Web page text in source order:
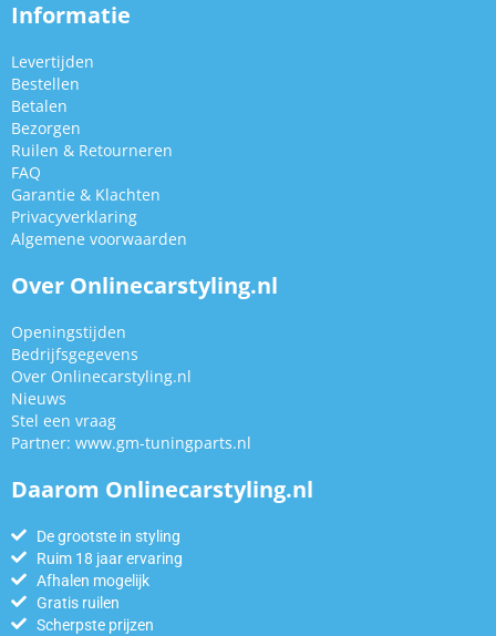
Informatie
Levertijden
Bestellen
Betalen
Bezorgen
Ruilen & Retourneren
FAQ
Garantie & Klachten
Privacyverklaring
Algemene voorwaarden
Over Onlinecarstyling.nl
Openingstijden
Bedrijfsgegevens
Over Onlinecarstyling.nl
Nieuws
Stel een vraag
Partner: www.gm-tuningparts.nl
Daarom Onlinecarstyling.nl
De grootste in styling
Ruim 18 jaar ervaring
Afhalen mogelijk
Gratis ruilen
Scherpste prijzen